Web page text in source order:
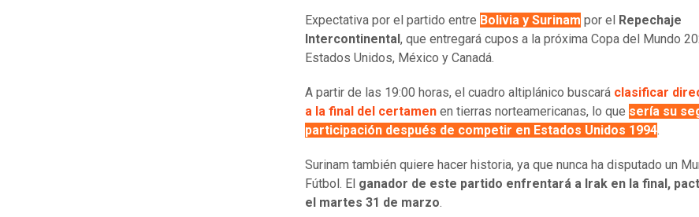
Expectativa por el partido entre Bolivia y Surinam por el
Repechaje
Intercontinental , que entregará cupos a la próxima Copa del Mundo
Estados Unidos, México y Canadá.
A partir de las 19:00 horas, el cuadro altiplánico buscará clasificar
a la final del certamen en tierras norteamericanas, lo que sería su
participación después de competir en Estados Unidos 1994.
Surinam también quiere hacer historia, ya que nunca ha disputado un
Fútbol. El ganador de este partido enfrentará a Irak en la final,
el martes 31 de marzo.